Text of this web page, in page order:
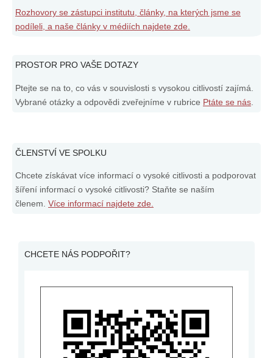
Rozhovory se zástupci institutu, články, na kterých jsme se
podíleli, a naše články v médiích najdete zde.
PROSTOR PRO VAŠE DOTAZY
Ptejte se na to, co vás v souvislosti s vysokou citlivostí zajímá.
Vybrané otázky a odpovědi zveřejníme v rubrice Ptáte se nás
ČLENSTVÍ VE SPOLKU
Chcete získávat více informací o vysoké citlivosti a podporovat
šíření informací o vysoké citlivosti? Staňte se naším
členem. Více informací najdete zde.
CHCETE NÁS PODPOŘIT?